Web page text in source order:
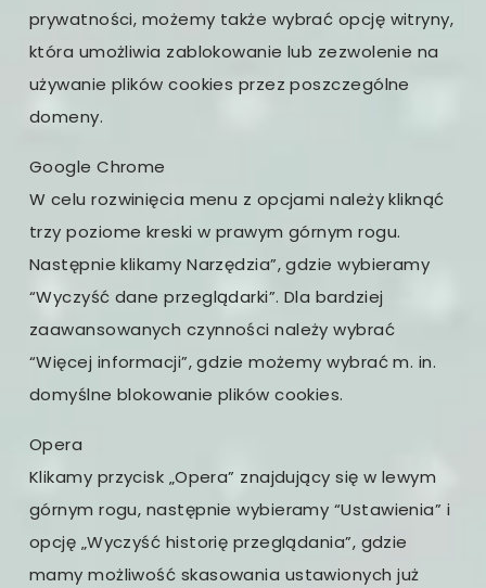
prywatności, możemy także wybrać opcję witryny,
która umożliwia zablokowanie lub zezwolenie na
używanie plików cookies przez poszczególne
domeny.
Google Chrome
W celu rozwinięcia menu z opcjami należy kliknąć
trzy poziome kreski w prawym górnym rogu.
Następnie klikamy Narzędzia”, gdzie wybieramy
“Wyczyść dane przeglądarki”. Dla bardziej
zaawansowanych czynności należy wybrać
“Więcej informacji”, gdzie możemy wybrać m. in.
domyślne blokowanie plików cookies.
Opera
Klikamy przycisk „Opera” znajdujący się w lewym
górnym rogu, następnie wybieramy “Ustawienia” i
opcję „Wyczyść historię przeglądania”, gdzie
mamy możliwość skasowania ustawionych już